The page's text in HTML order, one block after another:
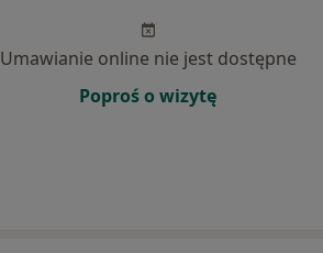
Umawianie online nie jest dostępne
Poproś o wizytę